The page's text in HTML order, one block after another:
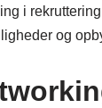
i
og